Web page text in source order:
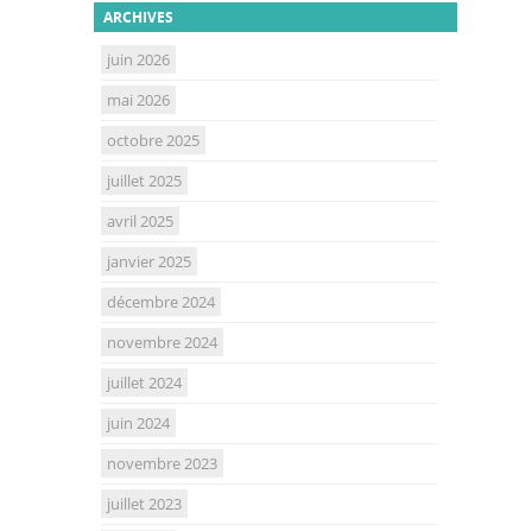
ARCHIVES
juin 2026
mai 2026
octobre 2025
juillet 2025
avril 2025
janvier 2025
décembre 2024
novembre 2024
juillet 2024
juin 2024
novembre 2023
juillet 2023